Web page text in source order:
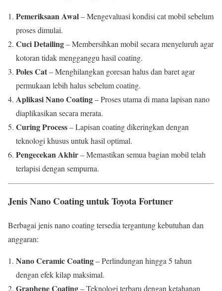
Pemeriksaan Awal– Mengevaluasi kondisi cat mobil sebelum
proses dimulai.
Cuci Detailing– Membersihkan mobil secara menyeluruh agar
kotoran tidak mengganggu hasil coating.
Poles Cat– Menghilangkan goresan halus dan baret agar
permukaan lebih halus sebelum coating.
Aplikasi Nano Coating– Proses utama di mana lapisan nano
diaplikasikan secara merata.
Curing Process– Lapisan coating dikeringkan dengan
teknologi khusus untuk hasil optimal.
Pengecekan Akhir– Memastikan semua bagian mobil telah
terlapisi dengan sempurna.
Jenis Nano Coating untuk Toyota Fortuner
Berbagai jenis nano coating tersedia tergantung kebutuhan dan
anggaran:
Nano Ceramic Coating– Perlindungan hingga 5 tahun
dengan efek kilap maksimal.
Graphene Coating– Teknologi terbaru dengan ketahanan